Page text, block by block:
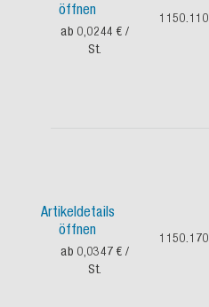
öffnen
ab 0,0244 €/
St.
1150.110
Artikeldetails
öffnen
ab 0,0347 €/
St.
1150.170